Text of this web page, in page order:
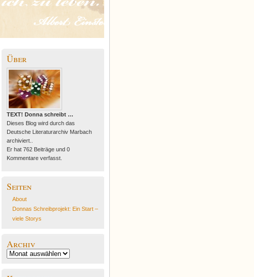
Über
TEXT! Donna schreibt …
Dieses Blog wird durch das
Deutsche Literaturarchiv Marbach
archiviert..
Er hat 762 Beiträge und 0
Kommentare verfasst.
Seiten
About
Donnas Schreibprojekt: Ein Start –
viele Storys
Archiv
Archiv